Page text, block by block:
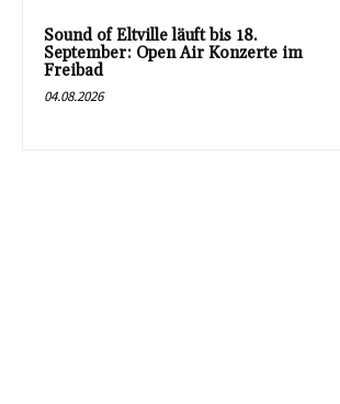
Sound of Eltville läuft bis 18.
September: Open Air Konzerte im
Freibad
04.08.2026